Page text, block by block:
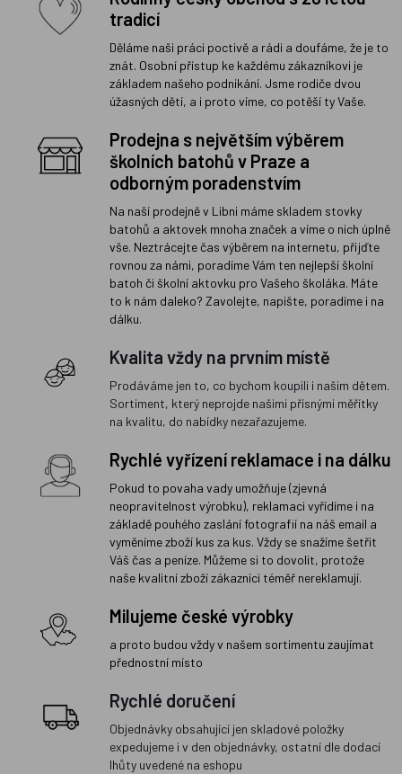
tradicí
Děláme naši práci poctivě a rádi a doufáme, že je to
znát. Osobní přístup ke každému zákazníkovi je
základem našeho podnikání. Jsme rodiče dvou
úžasných dětí, a i proto víme, co potěší ty Vaše.
Prodejna s největším výběrem
školních batohů v Praze a
odborným poradenstvím
Na naší prodejně v Libni máme skladem stovky
batohů a aktovek mnoha značek a víme o nich úplně
vše. Neztrácejte čas výběrem na internetu, přijďte
rovnou za námi, poradíme Vám ten nejlepší školní
batoh či školní aktovku pro Vašeho školáka. Máte
to k nám daleko? Zavolejte, napište, poradíme i na
dálku.
Kvalita vždy na prvním místě
Prodáváme jen to, co bychom koupili i našim dětem.
Sortiment, který neprojde našimi přísnými měřítky
na kvalitu, do nabídky nezařazujeme.
Rychlé vyřízení reklamace i na dálku
Pokud to povaha vady umožňuje (zjevná
neopravitelnost výrobku), reklamaci vyřídíme i na
základě pouhého zaslání fotografií na náš email a
vyměníme zboží kus za kus. Vždy se snažíme šetřit
Váš čas a peníze. Můžeme si to dovolit, protože
naše kvalitní zboží zákazníci téměř nereklamují.
Milujeme české výrobky
a proto budou vždy v našem sortimentu zaujímat
přednostní místo
Rychlé doručení
Objednávky obsahující jen skladové položky
expedujeme i v den objednávky, ostatní dle dodací
lhůty uvedené na eshopu